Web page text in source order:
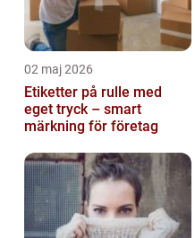
02 maj 2026
Etiketter på rulle med
eget tryck – smart
märkning för företag